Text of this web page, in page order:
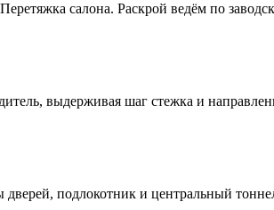
салона. Раскрой ведём по
выдерживая шаг стежка и
подлокотник и центральный